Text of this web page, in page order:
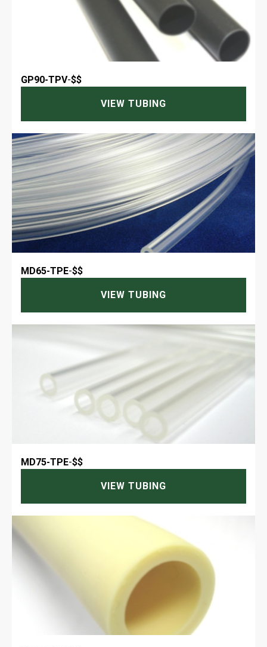
GP90-TPV-$$
VIEW TUBING
MD65-TPE-$$
VIEW TUBING
MD75-TPE-$$
VIEW TUBING